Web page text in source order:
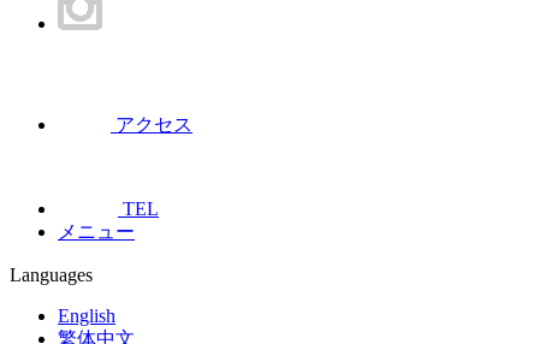
アクセス
TEL
メニュー
Languages
English
繁体中文